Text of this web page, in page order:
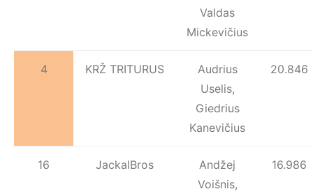
Valdas
Mickevičius
4 KRŽ TRITURUS
Audrius
Uselis,
Giedrius
Kanevičius
20.846
16 JackalBros
Andžej
Voišnis,
16.986